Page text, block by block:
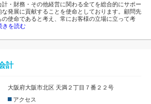
・財務・その他経営に関わる全てを総合的にサポー
な発展に貢献することを使命としております。顧問先
使命であると考え、常にお客様の立場に立って考
きを読む
計
大阪府大阪市北区 天満２丁目７番２２号
アクセス